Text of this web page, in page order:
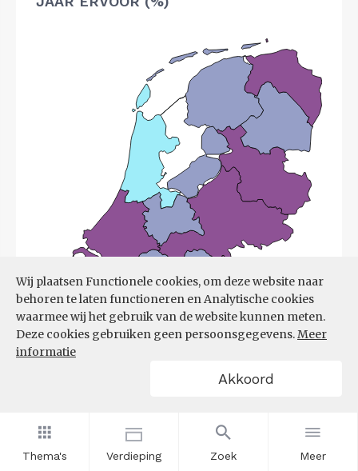
Thema's Verdieping Zoek Meer
Wij plaatsen Functionele cookies, om deze website naar
behoren te laten functioneren en Analytische cookies
waarmee wij het gebruik van de website kunnen meten.
Deze cookies gebruiken geen persoonsgegevens.Meer
informatie
Akkoord
Bron:
Filters